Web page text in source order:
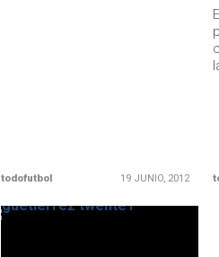
todofutbol 19 JUNIO, 2012